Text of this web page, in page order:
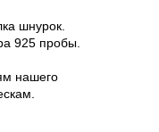
шнурок.
925 пробы.
нашего